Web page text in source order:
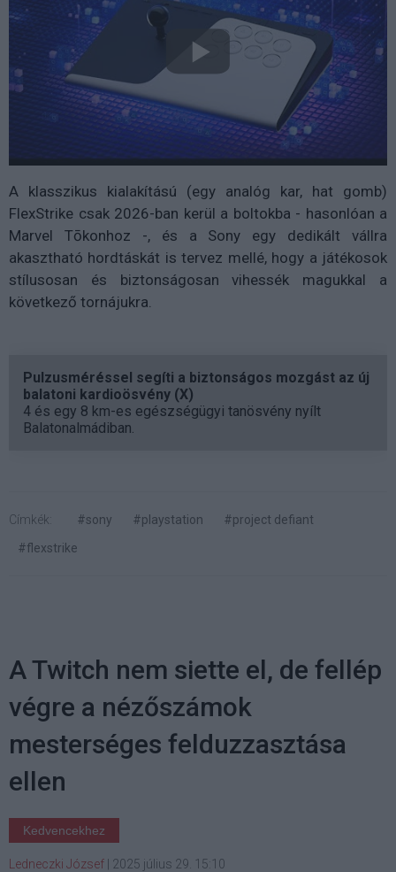
A klasszikus kialakítású (egy analóg kar, hat gomb)
FlexStrike csak 2026-ban kerül a boltokba - hasonlóan a
Marvel Tōkonhoz -, és a Sony egy dedikált vállra
akasztható hordtáskát is tervez mellé, hogy a játékosok
stílusosan és biztonságosan vihessék magukkal a
következő tornájukra.
Pulzusméréssel segíti a biztonságos mozgást az új
balatoni kardioösvény (X)
4 és egy 8 km-es egészségügyi tanösvény nyílt
Balatonalmádiban.
Címkék: #sony #playstation
#project defiant
#flexstrike
A Twitch nem siette el, de fellép
végre a nézőszámok
mesterséges felduzzasztása
ellen
Kedvencekhez
Ledneczki József 2025 július 29. 15:10